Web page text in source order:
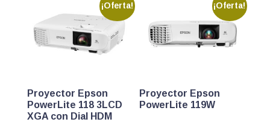
¡Oferta!
Proyector Epson
PowerLite 118 3LCD
XGA con Dial HDM
¡Oferta!
Proyector Epson
PowerLite 119W